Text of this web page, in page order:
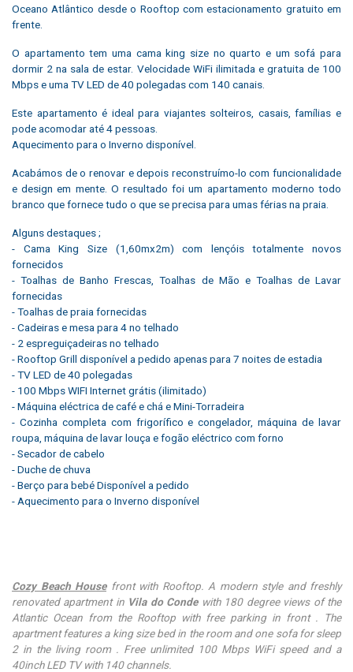
Oceano Atlântico desde o Rooftop com estacionamento gratuito em
frente.
O apartamento tem uma cama king size no quarto e um sofá para
dormir 2 na sala de estar. Velocidade WiFi ilimitada e gratuita de 100
Mbps e uma TV LED de 40 polegadas com 140 canais.
Este apartamento é ideal para viajantes solteiros, casais, famílias e
pode acomodar até 4 pessoas.
Aquecimento para o Inverno disponível.
Acabámos de o renovar e depois reconstruímo-lo com funcionalidade
e design em mente. O resultado foi um apartamento moderno todo
branco que fornece tudo o que se precisa para umas férias na praia.
Alguns destaques ;
- Cama King Size (1,60mx2m) com lençóis totalmente novos
fornecidos
- Toalhas de Banho Frescas, Toalhas de Mão e Toalhas de Lavar
fornecidas
- Toalhas de praia fornecidas
- Cadeiras e mesa para 4 no telhado
- 2 espreguiçadeiras no telhado
- Rooftop Grill disponível a pedido apenas para 7 noites de estadia
- TV LED de 40 polegadas
- 100 Mbps WIFI Internet grátis (ilimitado)
- Máquina eléctrica de café e chá e Mini-Torradeira
- Cozinha completa com frigorífico e congelador, máquina de lavar
roupa, máquina de lavar louça e fogão eléctrico com forno
- Secador de cabelo
- Duche de chuva
- Berço para bebé Disponível a pedido
- Aquecimento para o Inverno disponível
Cozy Beach Housefront with Rooftop. A modern style and freshly
renovated apartment in Vila do Condewith 180 degree views of the
Atlantic Ocean from the Rooftop with free parking in front . The
apartment features a king size bed in the room and one sofa for sleep
2 in the living room . Free unlimited 100 Mbps WiFi speed and a
40inch LED TV with 140 channels.